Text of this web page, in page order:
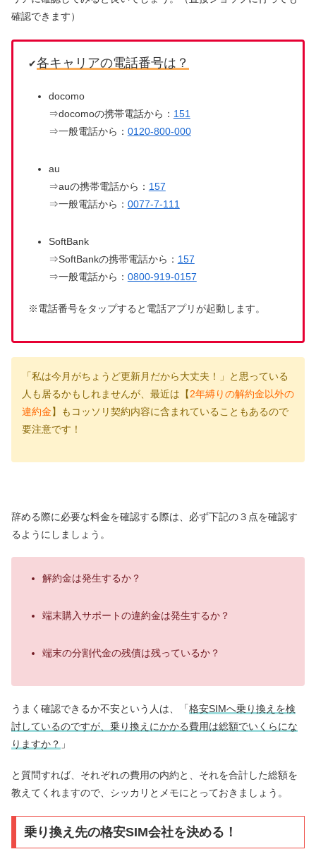
確認できます）
✔各キャリアの電話番号は？
docomo
⇒docomoの携帯電話から： 151
⇒一般電話から： 0120-800-000
au
⇒auの携帯電話から： 157
⇒一般電話から： 0077-7-111
SoftBank
⇒SoftBankの携帯電話から： 157
⇒一般電話から： 0800-919-0157
※電話番号をタップすると電話アプリが起動します。
「私は今月がちょうど更新月だから大丈夫！」と思っている
人も居るかもしれませんが、最近は【2年縛りの解約金以外の
違約金】もコッソリ契約内容に含まれていることもあるので
要注意です！
辞める際に必要な料金を確認する際は、必ず下記の３点を確認す
るようにしましょう。
解約金は発生するか？
端末購入サポートの違約金は発生するか？
端末の分割代金の残債は残っているか？
うまく確認できるか不安という人は、「格安SIMへ乗り換えを検
討しているのですが、乗り換えにかかる費用は総額でいくらにな
りますか？ 」
と質問すれば、それぞれの費用の内約と、それを合計した総額を
教えてくれますので、シッカリとメモにとっておきましょう。
乗り換え先の格安SIM会社を決める！